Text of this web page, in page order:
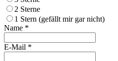
2 Sterne
1 Stern (gefällt mir gar nicht)
Name *
E-Mail *